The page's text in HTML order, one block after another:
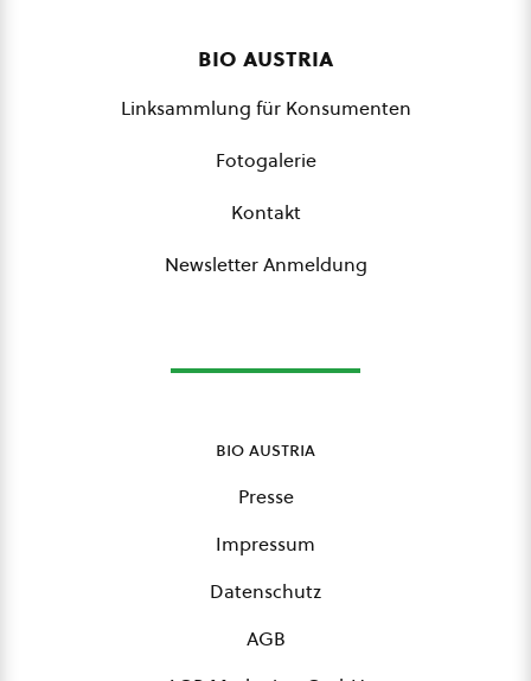
bio austria
Linksammlung für Konsumenten
Fotogalerie
Kontakt
Newsletter Anmeldung
bio austria
Presse
Impressum
Datenschutz
AGB